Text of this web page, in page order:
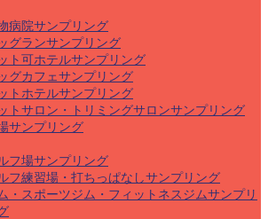
病院サンプリング
グランサンプリング
ト可ホテルサンプリング
グカフェサンプリング
トホテルサンプリング
トサロン・トリミングサロンサンプリング
サンプリング
フ場サンプリング
フ練習場・打ちっぱなしサンプリング
・スポーツジム・フィットネスジムサンプリ